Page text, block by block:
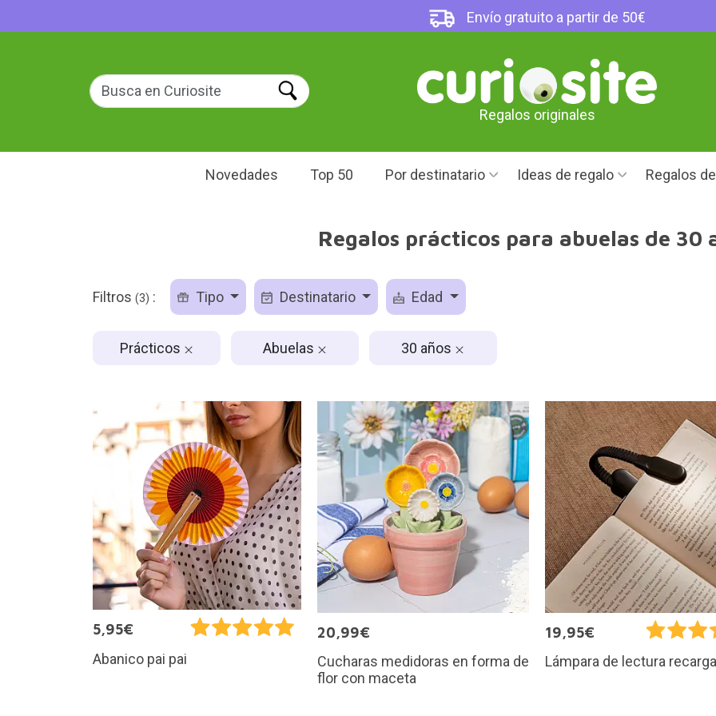
Envío gratuito a partir de 50€
Regalos originales
Novedades Top 50 Por destinatario Ideas de regalo Regalos
Regalos prácticos para abuelas de 30
Filtros (3) : Tipo Destinatario Edad
Prácticos Abuelas 30 años
5,95€
Abanico pai pai
20,99€
Cucharas medidoras en forma de
flor con maceta
19,95€
Lámpara de lectura